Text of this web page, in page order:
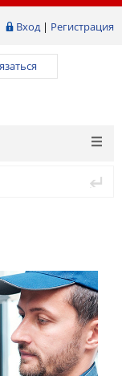
Вход| Регистрация